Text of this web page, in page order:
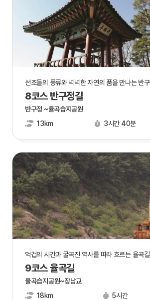
선조들의 풍류와 넉넉한 자연의 품을 만나는 반
8코스 반구정길
반구정 ~율곡습지공원
13km
3시간 40분
억겁의 시간과 굴곡진 역사를 따라 흐르는 율곡길
9코스 율곡길
율곡습지공원~장남교
18km
5시간